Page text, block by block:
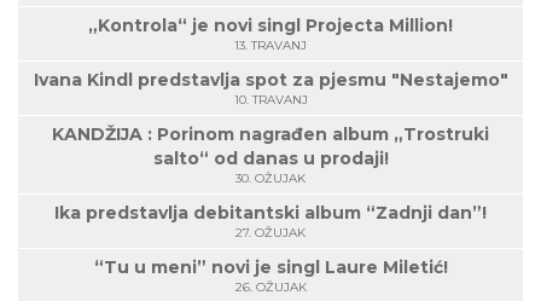
„Kontrola“ je novi singl Projecta Million!
13. TRAVANJ
Ivana Kindl predstavlja spot za pjesmu "Nestajemo"
10. TRAVANJ
KANDŽIJA : Porinom nagrađen album „Trostruki
salto“ od danas u prodaji!
30. OŽUJAK
Ika predstavlja debitantski album “Zadnji dan”!
27. OŽUJAK
“Tu u meni” novi je singl Laure Miletić!
26. OŽUJAK